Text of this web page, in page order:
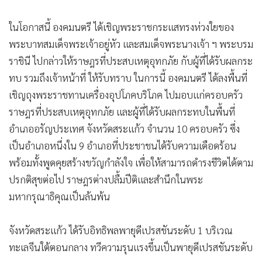
• ญี่ปุ่น
• News1
• Gotomanager
ในโอกาสนี้ องคมนตรี ได้เชิญพระราชกระแสทรงห่วงใยของ
พระบาทสมเด็จพระเจ้าอยู่หัว และสมเด็จพระนางเจ้า ฯ พระบรม
ราชินี ไปกล่าวให้ราษฎรที่ประสบเหตุอุทกภัย กับผู้ที่ได้รับผลกระ
ทบ รวมถึงเจ้าหน้าที่ ให้รับทราบ ในการนี้ องคมนตรี ได้ลงพื้นที่
เชิญถุงพระราชทานเครื่องอุปโภคบริโภค ไปมอบแก่ครอบครัว
ราษฎรที่ประสบเหตุอุทกภัย และผู้ที่ได้รับผลกระทบในพื้นที่
อำเภออรัญประเทศ จังหวัดสระแก้ว จำนวน 10 ครอบครัว ซึ่ง
เป็นอำเภอหนึ่งใน 9 อำเภอที่ประชาชนได้รับความเดือดร้อน
พร้อมทั้งพูดคุยสร้างขวัญกำลังใจ เพื่อให้สามารถดำรงชีวิตได้ตาม
ปรกติสุขต่อไป ราษฎรต่างปลื้มปีติและสำนึกในพระ
มหากรุณาธิคุณเป็นล้นพ้น
จังหวัดสระแก้ว ได้รับอิทธิพลพายุดีเปรสชันระดับ 1 บริเวณ
ทะเลจีนใต้ตอนกลาง ทวีความรุนแรงขึ้นเป็นพายุดีเปรสชันระดับ